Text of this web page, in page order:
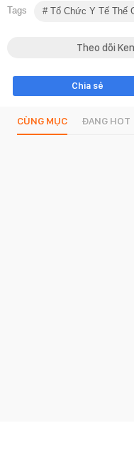
Tags Tổ Chức Y Tế Thế
Theo dõi
Chia sẻ
CÙNG MỤC ĐANG HOT